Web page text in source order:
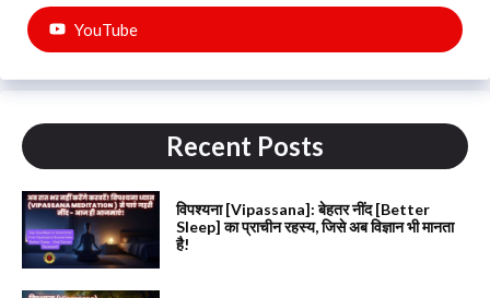
YouTube
Recent Posts
विपश्यना [Vipassana]: बेहतर नींद [Better
Sleep] का प्राचीन रहस्य, जिसे अब विज्ञान भी मानता
है!